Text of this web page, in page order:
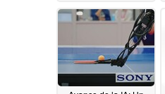
05/13/2026